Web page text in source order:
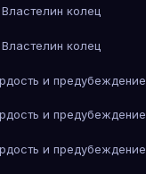
колец
колец
и предубеждение
и предубеждение
и предубеждение